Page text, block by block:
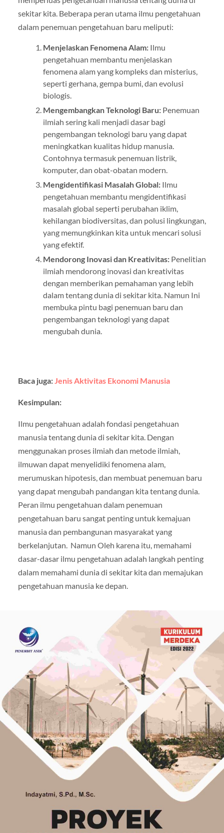
sekitar kita. Beberapa peran utama ilmu pengetahuan
dalam penemuan pengetahuan baru meliputi:
Menjelaskan Fenomena Alam:Ilmu
pengetahuan membantu menjelaskan
fenomena alam yang kompleks dan misterius,
seperti gerhana, gempa bumi, dan evolusi
biologis.
Mengembangkan Teknologi Baru:Penemuan
ilmiah sering kali menjadi dasar bagi
pengembangan teknologi baru yang dapat
meningkatkan kualitas hidup manusia.
Contohnya termasuk penemuan listrik,
komputer, dan obat-obatan modern.
Mengidentifikasi Masalah Global:Ilmu
pengetahuan membantu mengidentifikasi
masalah global seperti perubahan iklim,
kehilangan biodiversitas, dan polusi lingkungan,
yang memungkinkan kita untuk mencari solusi
yang efektif.
Mendorong Inovasi dan Kreativitas:Penelitian
ilmiah mendorong inovasi dan kreativitas
dengan memberikan pemahaman yang lebih
dalam tentang dunia di sekitar kita. Namun Ini
membuka pintu bagi penemuan baru dan
pengembangan teknologi yang dapat
mengubah dunia.
Baca juga:Jenis Aktivitas Ekonomi Manusia
Kesimpulan:
Ilmu pengetahuan adalah fondasi pengetahuan
manusia tentang dunia di sekitar kita. Dengan
menggunakan proses ilmiah dan metode ilmiah,
ilmuwan dapat menyelidiki fenomena alam,
merumuskan hipotesis, dan membuat penemuan baru
yang dapat mengubah pandangan kita tentang dunia.
Peran ilmu pengetahuan dalam penemuan
pengetahuan baru sangat penting untuk kemajuan
manusia dan pembangunan masyarakat yang
berkelanjutan. Namun Oleh karena itu, memahami
dasar-dasar ilmu pengetahuan adalah langkah penting
dalam memahami dunia di sekitar kita dan memajukan
pengetahuan manusia ke depan.